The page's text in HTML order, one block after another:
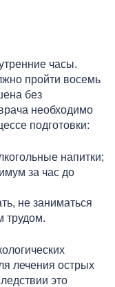
часы.
пройти восемь
без
необходимо
подготовки:
напитки;
за час до
не заниматься
трудом.
лечения острых
это